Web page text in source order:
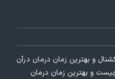
و بهترین زمان درمان درآن
و بهترین زمان درمان